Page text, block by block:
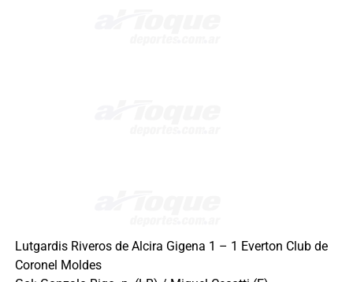
Lutgardis Riveros de Alcira Gigena 1 – 1 Everton Club de
Coronel Moldes